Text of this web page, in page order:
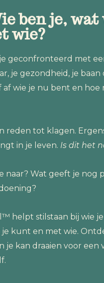
ben je,
wie?
geconfronteerd met
je gezondheid, je baan
af wie je nu bent en hoe
reden tot klagen.
in je leven. Is dit het
naar? Wat geeft je nog
helpt stilstaan bij wie
kunt en met wie.
je kan draaien voor een